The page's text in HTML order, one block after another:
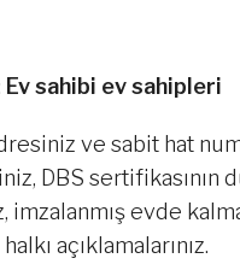
Ev sahibi ev sahipleri
ve sabit hat
DBS sertifikasının
imzalanmış evde
açıklamalarınız.